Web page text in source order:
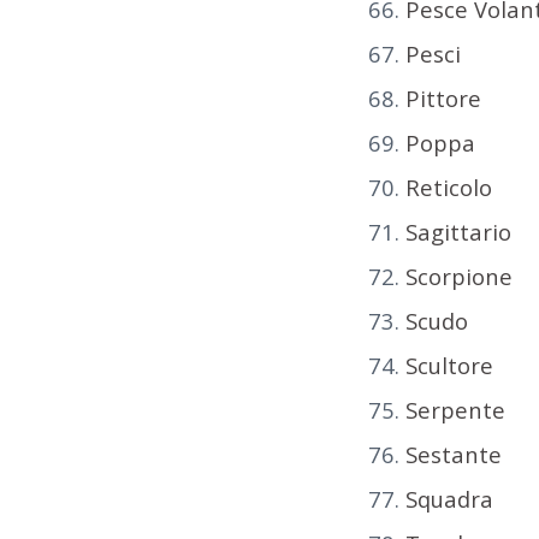
Pesce
Pesci
Pittore
Poppa
Reticolo
Sagittario
Scorpione
Scudo
Scultore
Serpente
Sestante
Squadra